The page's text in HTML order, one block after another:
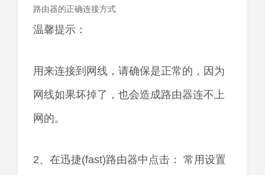
路由器的正确连接方式
温馨提示：
用来连接到网线，请确保是正常的，因为
网线如果坏掉了，也会造成路由器连不上
网的。
2、在迅捷(fast)路由器中点击： 常用设置